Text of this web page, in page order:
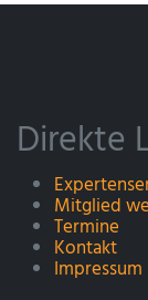
Direkte
Mitglied
Termine
Kontakt
Impressum